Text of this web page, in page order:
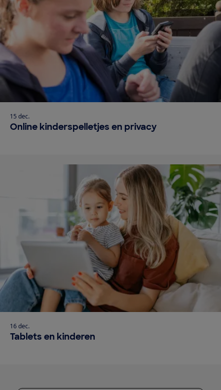
15 dec.
Online kinderspelletjes en privacy
16 dec.
Tablets en kinderen